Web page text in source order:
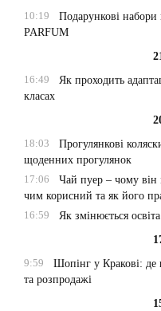
10:19
Подарункові набори
PARFUM
16:49
Як проходить
класах
18:03
Прогулянкові
щоденних прогулянок
17:06
Чай пуер – чому
чим корисний та як його
16:59
Як змінюється
9:59
Шопінг у Кракові: де
та розпродажі